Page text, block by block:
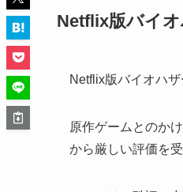
Netflix版バイ
Netflix版バイオハ
原作ゲームとのか
から厳しい評価を